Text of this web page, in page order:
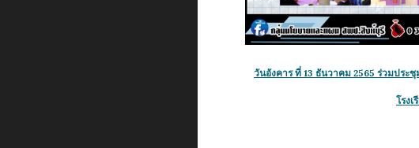
วันอังคารที่ 13 ธันวาคม 2565 ร่วมประชุ
โรง